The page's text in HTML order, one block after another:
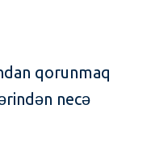
qorunmaq
necə